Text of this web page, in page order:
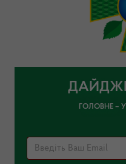
ГОЛОВНЕ –